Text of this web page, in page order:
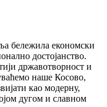
бележила економски
достојанство.
државотворност и
наше Косово,
као модерну,
дугом и славном